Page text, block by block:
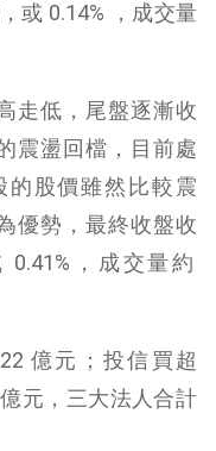
或 0.14%
，成交量
走低，尾盤逐漸收
震盪回檔，目前處
股價雖然比較震
優勢，最終收盤收
0.41% ，成交量約
億元；投信買超
元，三大法人合計